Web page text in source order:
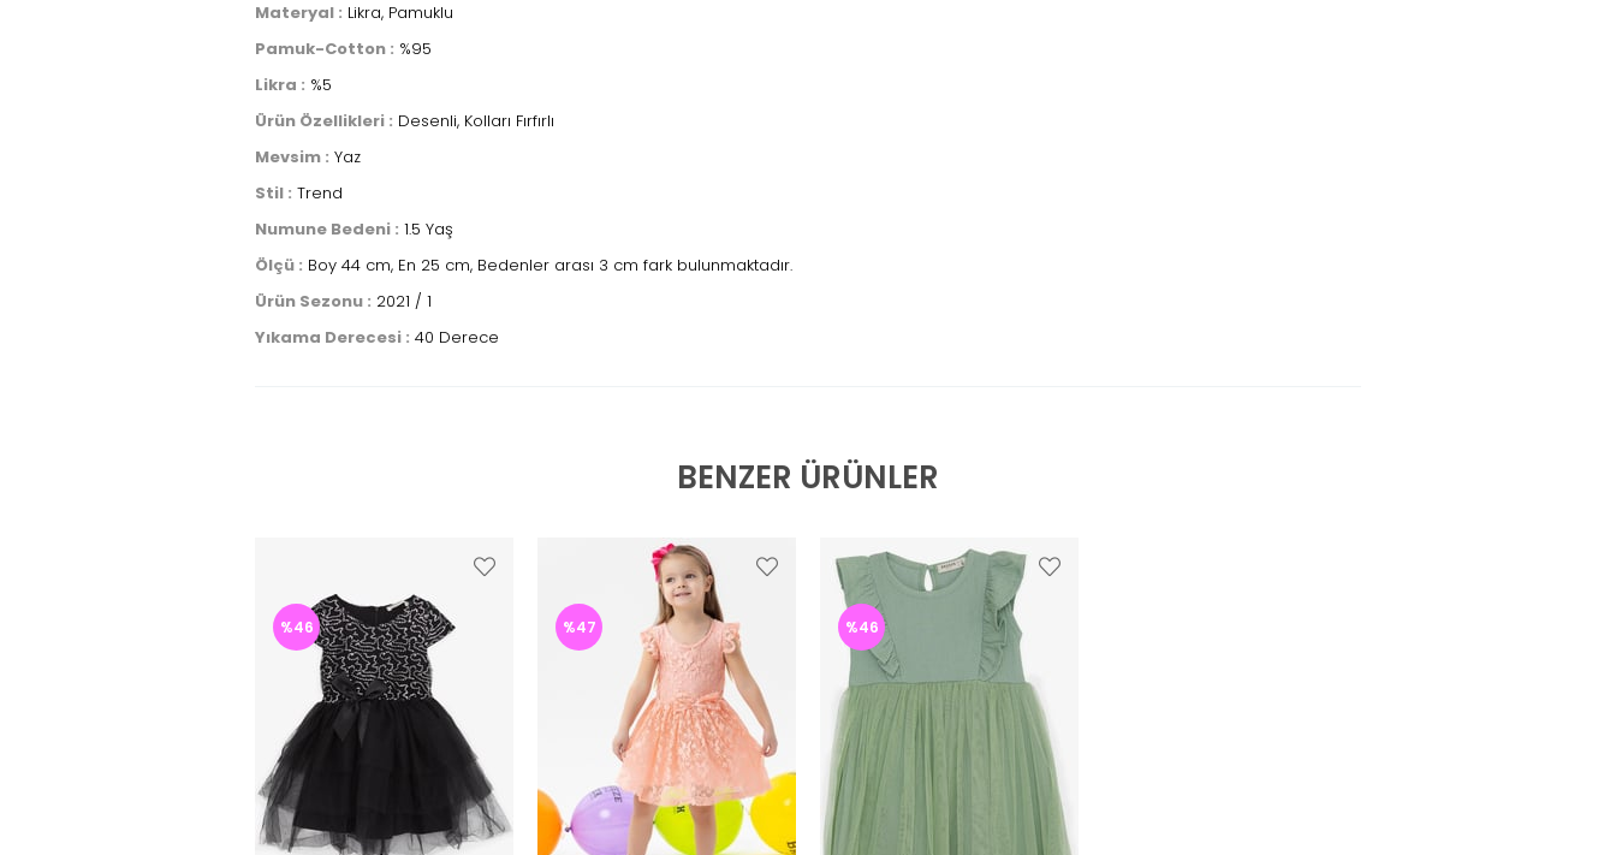
Materyal : Likra, Pamuklu
Pamuk-Cotton : %95
Likra : %5
Ürün Özellikleri : Desenli, Kolları Fırfırlı
Mevsim : Yaz
Stil : Trend
Numune Bedeni : 1.5 Yaş
Ölçü : Boy 44 cm, En 25 cm, Bedenler arası 3 cm fark bulunmaktadır.
Ürün Sezonu : 2021 / 1
Yıkama Derecesi : 40 Derece
BENZER ÜRÜNLER
%46 %47 %46